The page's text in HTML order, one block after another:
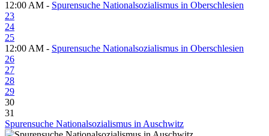
12:00 AM - Spurensuche Nationalsozialismus in Oberschlesien
23
24
25
12:00 AM - Spurensuche Nationalsozialismus in Oberschlesien
26
27
28
29
30
31
Spurensuche Nationalsozialismus in Auschwitz